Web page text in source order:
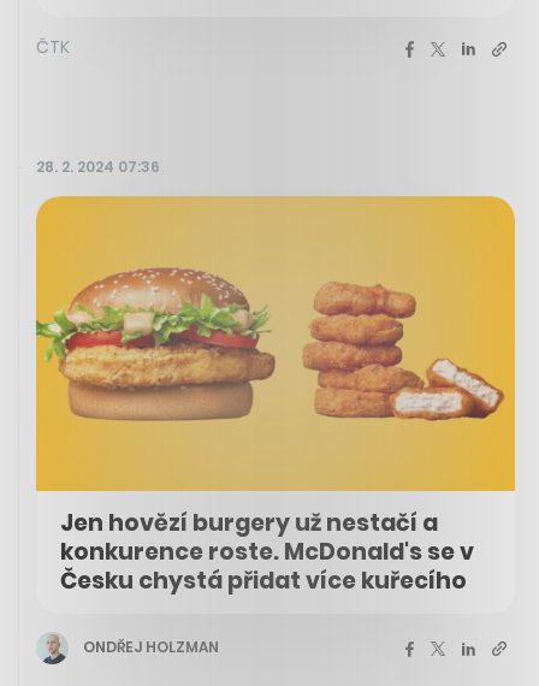
ČTK
28. 2. 2024 07:36
Jen hovězí burgery už nestačí a
konkurence roste. McDonald's se v
Česku chystá přidat více kuřecího
ONDŘEJ HOLZMAN